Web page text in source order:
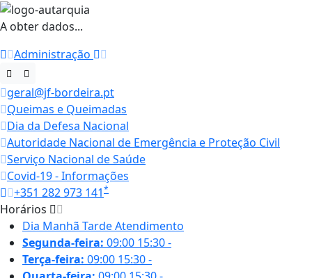
A obter dados...
Administração
geral@jf-bordeira.pt
Queimas e Queimadas
Dia da Defesa Nacional
Autoridade Nacional de Emergência e Proteção Civil
Serviço Nacional de Saúde
Covid-19 - Informações
+351 282 973 141*
Horários
Dia Manhã TardeAtendimento
Segunda-feira: 09:00 15:30-
Terça-feira: 09:00 15:30-